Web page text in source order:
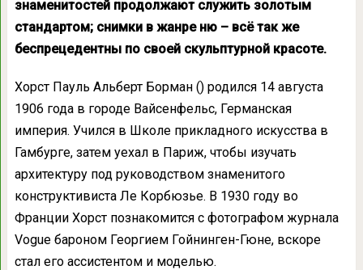
знаменитостей продолжают служить золотым
стандартом; снимки в жанре ню – всё так же
беспрецедентны по своей скульптурной красоте.
Хорст Пауль Альберт Борман () родился 14 августа
1906 года в городе Вайсенфельс, Германская
империя. Учился в Школе прикладного искусства в
Гамбурге, затем уехал в Париж, чтобы изучать
архитектуру под руководством знаменитого
конструктивиста Ле Корбюзье. В 1930 году во
Франции Хорст познакомится с фотографом журнала
Vogue бароном Георгием Гойнинген-Гюне, вскоре
стал его ассистентом и моделью.